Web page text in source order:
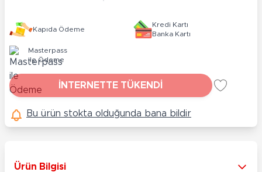
Kapıda Ödeme
Kredi Kartı
Banka Kartı
Masterpass
ile Ödeme
İNTERNETTE TÜKENDİ
Bu ürün stokta olduğunda bana bildir
Ürün Bilgisi